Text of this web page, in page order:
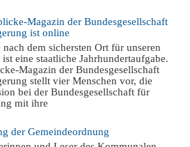
Magazin der Bundesgesellschaft
ist online
nach dem sichersten Ort für unseren
eine staatliche Jahrhundertaufgabe.
Magazin der Bundesgesellschaft
stellt vier Menschen vor, die
bei der Bundesgesellschaft für
mit ihre
der Gemeindeordnung